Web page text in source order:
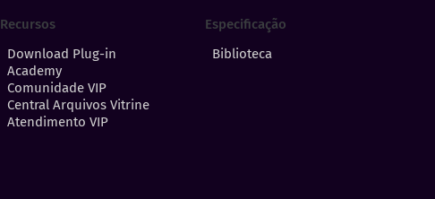
Recursos
Download Plug-in
Academy
Comunidade VIP
Central Arquivos Vitrine
Atendimento VIP
Especificação
Biblioteca